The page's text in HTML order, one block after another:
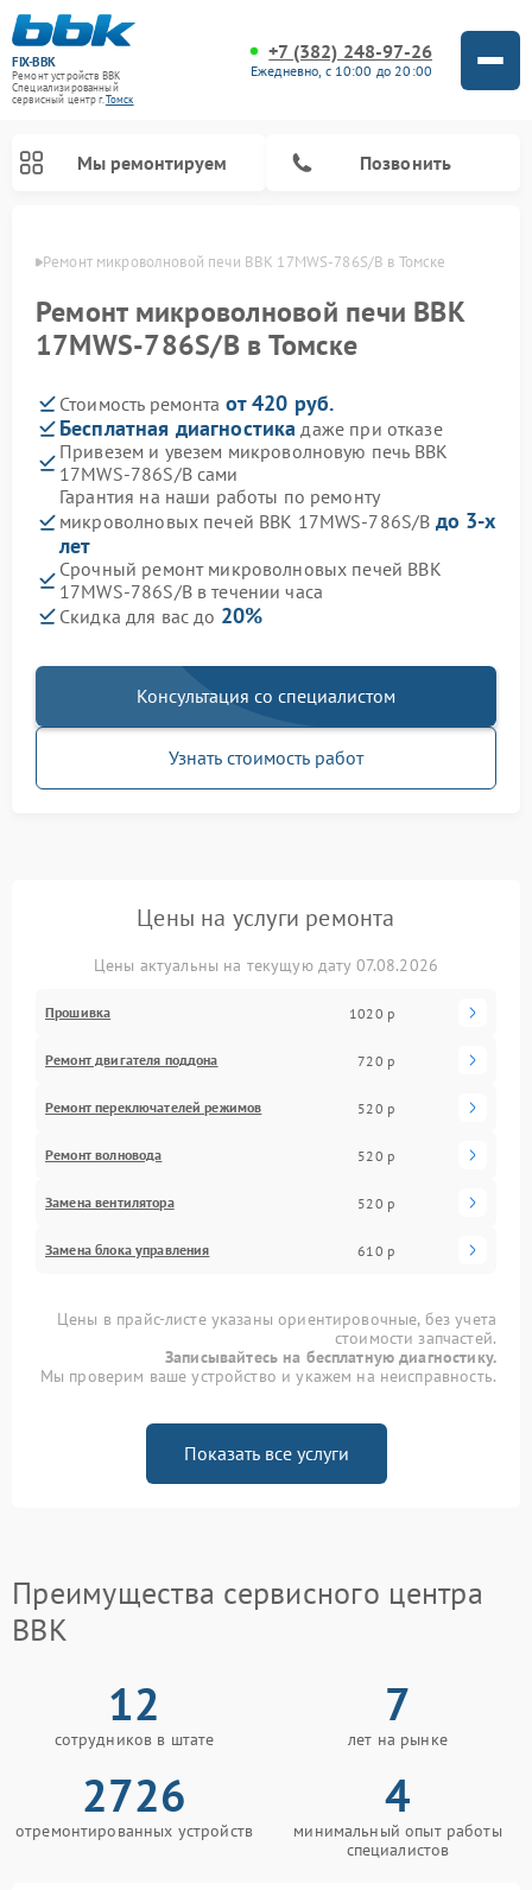
FIX-BBK
Ремонт устройств BBK
Специализированный
cервисный центр г.Томск
+7 (382) 248-97-26
Ежедневно, с 10:00 до 20:00
Мы ремонтируем Позвонить
Ремонт микроволновой печи BBK 17MWS-786S/B в Томске
Ремонт микроволновой печи BBK
17MWS-786S/B в Томске
Стоимость ремонта от 420 руб.
Бесплатная диагностика даже при отказе
Привезем и увезем микроволновую печь BBK
17MWS-786S/B сами
Гарантия на наши работы по ремонту
микроволновых печей BBK 17MWS-786S/B до 3-х
лет
Срочный ремонт микроволновых печей BBK
17MWS-786S/B в течении часа
Скидка для вас до 20%
Консультация со специалистом
Узнать стоимость работ
Цены на услуги ремонта
Цены актуальны на текущую дату 07.08.2026
Прошивка 1020 р
Ремонт двигателя поддона 720 р
Ремонт переключателей режимов 520 р
Ремонт волновода 520 р
Замена вентилятора 520 р
Замена блока управления 610 р
Цены в прайс-листе указаны ориентировочные, без учета
стоимости запчастей.
Записывайтесь на бесплатную диагностику.
Мы проверим ваше устройство и укажем на неисправность.
Показать все услуги
Преимущества сервисного центра
BBK
12
сотрудников в штате
7
лет на рынке
2726
отремонтированных устройств
4
минимальный опыт работы
специалистов